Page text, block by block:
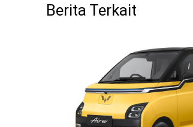
Berita Terkait